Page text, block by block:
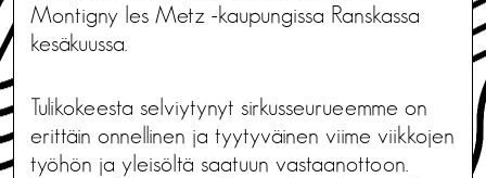
Montigny les Metz -kaupungissa Ranskassa
kesäkuussa.
Tulikokeesta selviytynyt sirkusseurueemme on
erittäin onnellinen ja tyytyväinen viime viikkojen
työhön ja yleisöltä saatuun vastaanottoon.